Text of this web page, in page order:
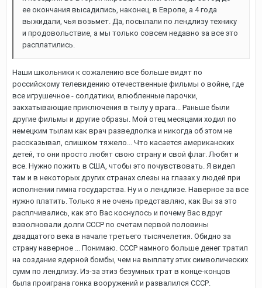
ее окончания высадились, наконец, в Европе, а 4 года
выжидали, чья возьмет. Да, посылали по лендлизу технику
и продовольствие, а мы только совсем недавно за все это
расплатились.
Наши школьники к сожалению все больше видят по
российскому телевидению отечественные фильмы о войне, где
все игрушечное - солдатики, влюбленные парочки,
закхатывающие приключения в тылу у врага... Раньше были
другие фильмы и другие образы. Мой отец месяцами ходил по
немецким тылам как врач разведполка и никогда об этом не
рассказывал, слишком тяжело... Что касается американских
детей, то они просто любят свою страну и свой флаг. Любят и
все. Нужно пожить в США, чтобы это почувствовать. Я видел
там и в некоторых других странах слезы на глазах у людей при
исполнении гимна государства. Ну и о лендлизе. Наверное за все
нужно платить. Только я не очень представляю, как Вы за это
расплчивались, как это Вас коснулось и почему Вас вдруг
взволновали долги СССР по счетам первой половины
двадцатого века в начале третьего тысячелетия. Обидно за
страну наверное ... Понимаю. СССР намного больше денег тратил
на создание ядерной бомбы, чем на выплату этих символических
сумм по лендлизу. Из-за этиз безумных трат в конце-концов
была проиграна гонка вооружений и развалился СССР.